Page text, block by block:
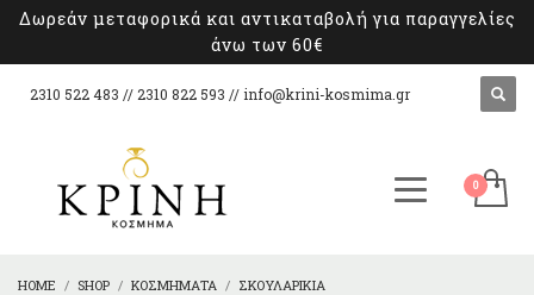
Δωρεάν μεταφορικά και αντικαταβολή για παραγγελίες
άνω των 60€
2310 522 483 // 2310 822 593 // info@krini-kosmima.gr
HOME SHOP ΚΟΣΜΉΜΑΤΑ
ΣΚΟΥΛΑΡΊΚΙΑ